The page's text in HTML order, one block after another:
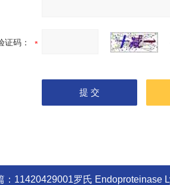
证码：
： 11420429001罗氏 Endoproteinase